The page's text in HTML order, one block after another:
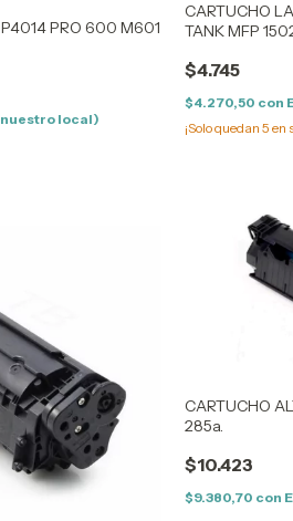
P4014 PRO 600 M601
local)
CARTUCHO
TANK MFP
$4.745
$4.270,50 con
¡Solo quedan 5 en
CARTUCHO
285a.
$10.423
$9.380,70 con